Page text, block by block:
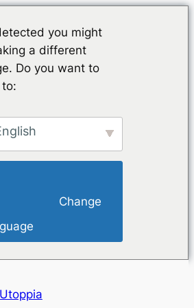
you might
a different
Do you want to